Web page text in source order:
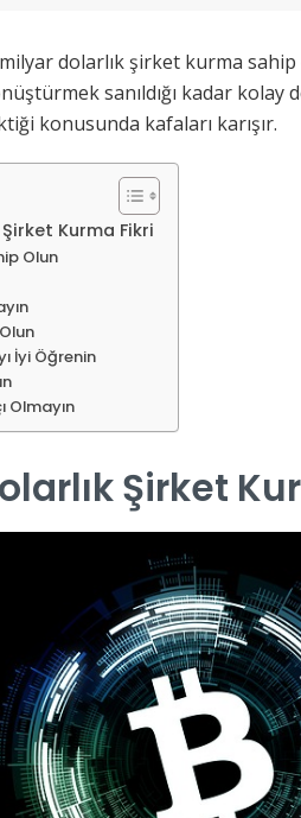
dolarlık şirket kurma
sanıldığı kadar kolay
konusunda kafaları karışır.
Kurma Fikri
Olun
İyi Öğrenin
Olmayın
Şirket